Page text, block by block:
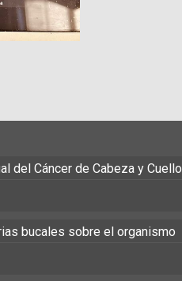
del Cáncer de Cabeza y Cuello
bucales sobre el organismo